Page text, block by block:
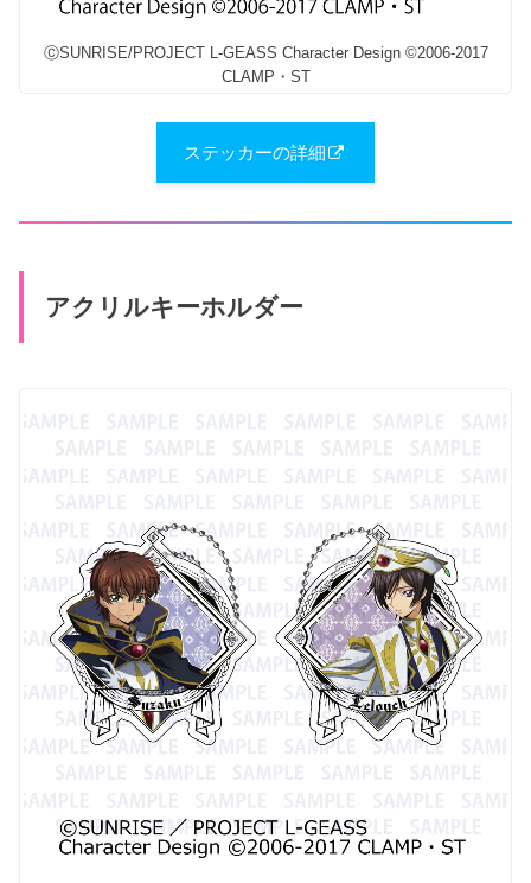
ⒸSUNRISE/PROJECT L-GEASS Character Design ©2006-2017
CLAMP・ST
ステッカーの詳細
アクリルキーホルダー